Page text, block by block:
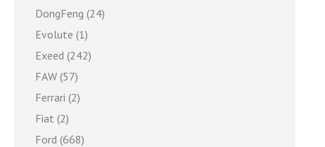
DongFeng (24)
Evolute (1)
Exeed (242)
FAW (57)
Ferrari (2)
Fiat (2)
Ford (668)